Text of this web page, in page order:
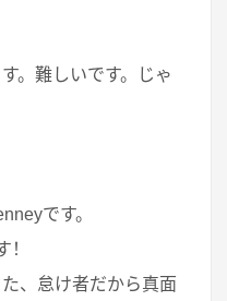
。難しいです。じゃ
です。
！
、怠け者だから真面